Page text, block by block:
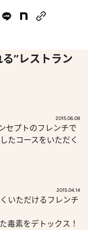
”レストラン
2015.06.08
セプトのフレンチで
たコースをいただく
2015.04.14
いただけるフレンチ
毒素をデトックス！